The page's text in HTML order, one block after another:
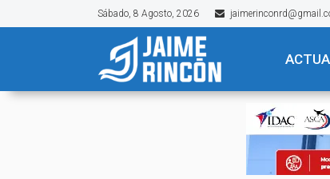
Sábado, 8 Agosto, 2026